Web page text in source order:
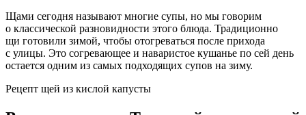
Щами сегодня называют многие супы, но мы говорим
о классической разновидности этого блюда. Традиционно
щи готовили зимой, чтобы отогреваться после прихода
с улицы. Это согревающее и наваристое кушанье по сей день
остается одним из самых подходящих супов на зиму.
Рецепт щей из кислой капусты